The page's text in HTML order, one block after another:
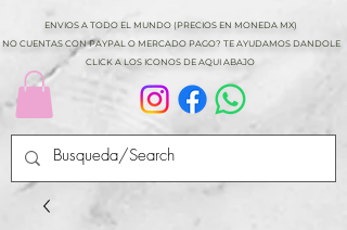
ENVIOS A TODO EL MUNDO (PRECIOS EN MONEDA MX)
NO CUENTAS CON PAYPAL O MERCADO PAGO? TE AYUDAMOS DANDOLE
CLICK A LOS ICONOS DE AQUI ABAJO